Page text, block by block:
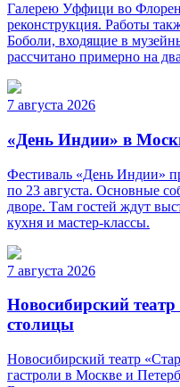
Галерею Уффици во
реконструкция. Работы
Боболи, входящие в
рассчитано примерно на
7 августа 2026
«День Индии» в
Фестиваль «День Индии»
по 23 августа. Основные
дворе. Там гостей ждут
кухня и мастер-классы.
7 августа 2026
Новосибирский
столицы
Новосибирский театр
гастроли в Москве и